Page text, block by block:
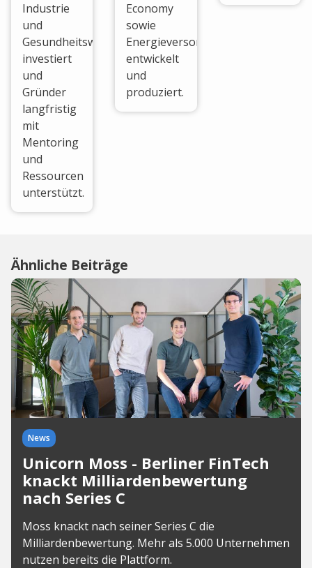
Industrie
und
Gesundheitswesen
investiert
und
Gründer
langfristig
mit
Mentoring
und
Ressourcen
unterstützt.
Economy
sowie
Energieversorgung
entwickelt
und
produziert.
Ähnliche Beiträge
News
Unicorn Moss - Berliner FinTech
knackt Milliardenbewertung
nach Series C
Moss knackt nach seiner Series C die
Milliardenbewertung. Mehr als 5.000 Unternehmen
nutzen bereits die Plattform.